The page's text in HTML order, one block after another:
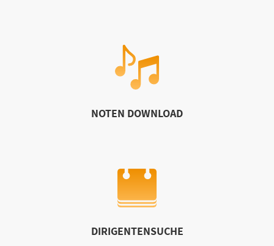
NOTEN DOWNLOAD
DIRIGENTENSUCHE